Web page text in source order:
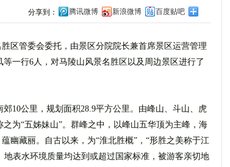
分享到： 腾讯微博 新浪微博 百度贴吧
区管委会委托，由景区分院院长兼首席景区运营管理
一行6人，对马陵山风景名胜区以及周边景区进行了
10公里，规划面积28.9平方公里。由峰山、斗山、虎
为“五姊妹山”。群峰之中，以峰山五华顶为主峰，海
幽藏丽。自古以来，为“淮北胜概”，“形胜之美称于江
表水环境质量均达到或超过国家标准，被游客亲切地